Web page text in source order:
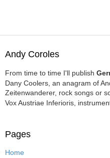
Andy Coroles
From time to time I'll publish
Dany Coolers, an anagram of
Zeitenwanderer, rock songs or
Vox Austriae Inferioris,
Pages
Home